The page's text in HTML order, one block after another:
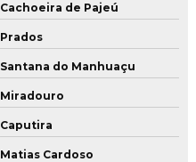
Cachoeira de Pajeú
Prados
Santana do Manhuaçu
Miradouro
Caputira
Matias Cardoso